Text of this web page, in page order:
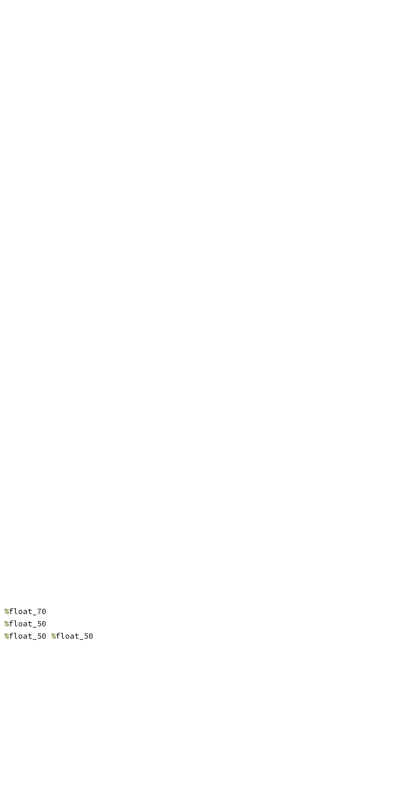
%float_70
%float_50
%float_50 %float_50